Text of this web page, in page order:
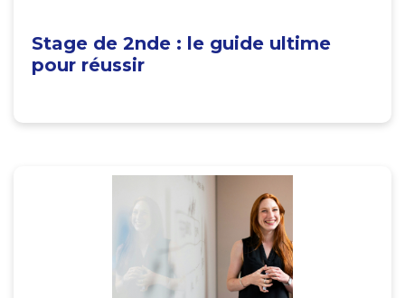
Stage de 2nde : le guide ultime
pour réussir